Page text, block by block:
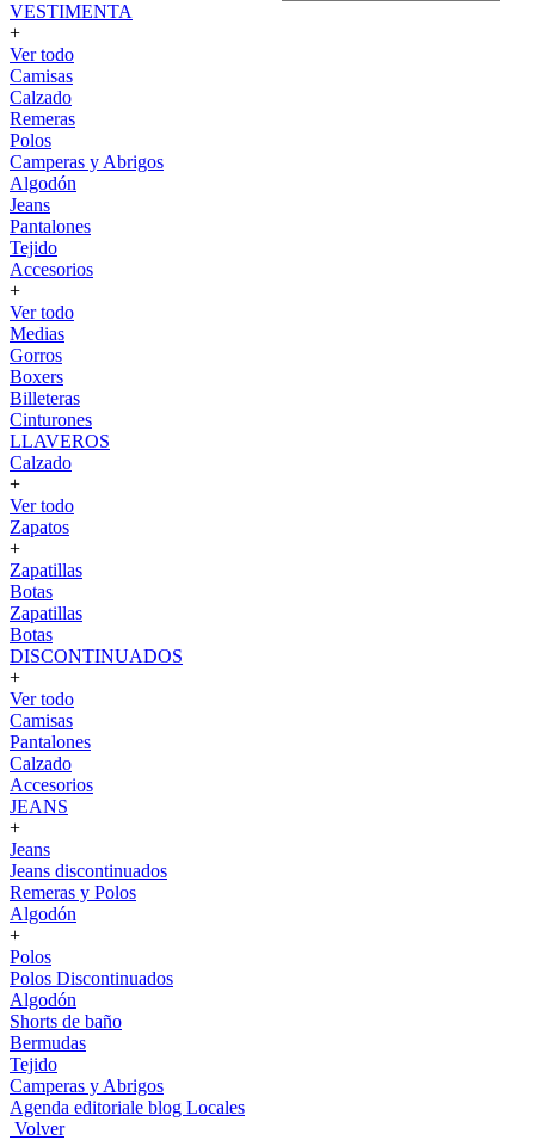
VESTIMENTA
+
Ver todo
Camisas
Calzado
Remeras
Polos
Camperas y Abrigos
Algodón
Jeans
Pantalones
Tejido
Accesorios
+
Ver todo
Medias
Gorros
Boxers
Billeteras
Cinturones
LLAVEROS
Calzado
+
Ver todo
Zapatos
+
Zapatillas
Botas
Zapatillas
Botas
DISCONTINUADOS
+
Ver todo
Camisas
Pantalones
Calzado
Accesorios
JEANS
+
Jeans
Jeans discontinuados
Remeras y Polos
Algodón
+
Polos
Polos Discontinuados
Algodón
Shorts de baño
Bermudas
Tejido
Camperas y Abrigos
Agenda editoriale blog Locales
Volver